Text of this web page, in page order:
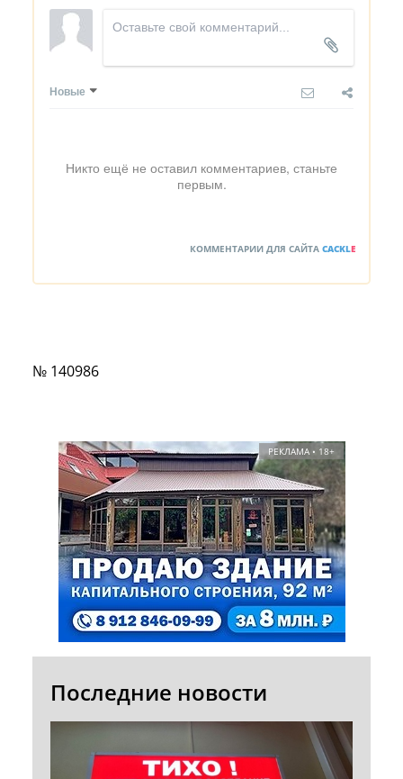
Новые
Никто ещё не оставил комментариев, станьте
первым.
КОММЕНТАРИИ ДЛЯ САЙТА CACKLE
№ 140986
РЕКЛАМА • 18+
Последние новости